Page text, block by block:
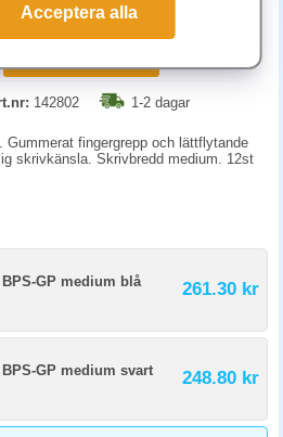
kr (inkl. moms)
142802 1-2 dagar
Gummerat fingergrepp och lättflytande
skrivkänsla. Skrivbredd medium. 12st
GP medium blå
261.30 kr
GP medium svart
248.80 kr
Acceptera alla